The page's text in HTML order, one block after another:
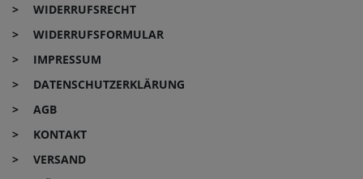
WIDERRUFS­RECHT
WIDERRUFS­FORMULAR
IMPRESSUM
DATEN­SCHUTZ­ERKLÄRUNG
AGB
KONTAKT
VERSAND